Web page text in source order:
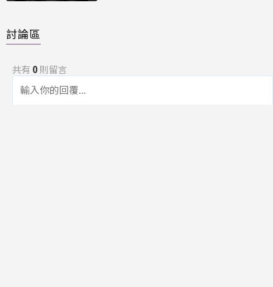
討論區
共有 0則留言